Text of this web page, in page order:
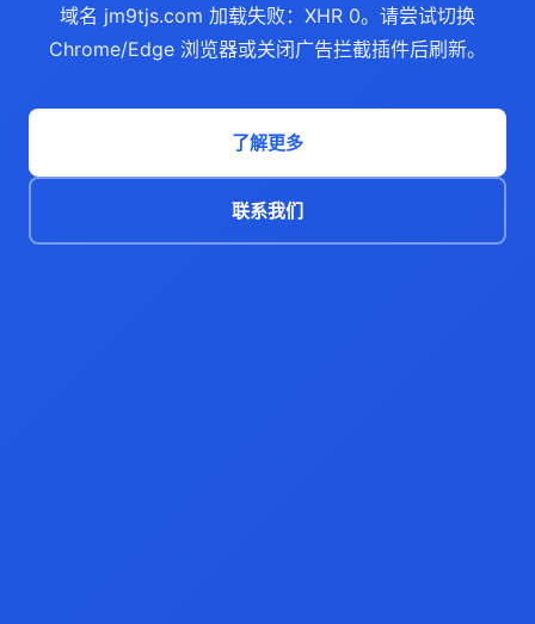
域名 jm9tjs.com 加载失败：XHR 0。请尝试切换
Chrome/Edge 浏览器或关闭广告拦截插件后刷新。
了解更多
联系我们